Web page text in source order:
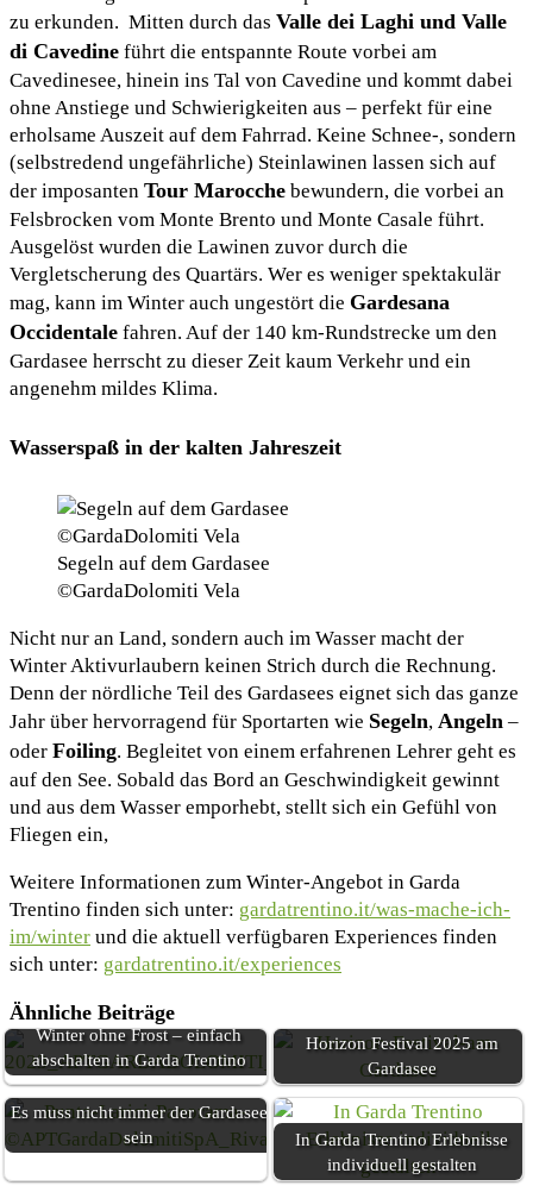
zu erkunden. Mitten durch das Valle dei Laghi und Valle
di Cavedine führt die entspannte Route vorbei am
Cavedinesee, hinein ins Tal von Cavedine und kommt dabei
ohne Anstiege und Schwierigkeiten aus – perfekt für eine
erholsame Auszeit auf dem Fahrrad. Keine Schnee-, sondern
(selbstredend ungefährliche) Steinlawinen lassen sich auf
der imposanten Tour Marocche bewundern, die vorbei an
Felsbrocken vom Monte Brento und Monte Casale führt.
Ausgelöst wurden die Lawinen zuvor durch die
Vergletscherung des Quartärs. Wer es weniger spektakulär
mag, kann im Winter auch ungestört die Gardesana
Occidentale fahren. Auf der 140 km-Rundstrecke um den
Gardasee herrscht zu dieser Zeit kaum Verkehr und ein
angenehm mildes Klima.
Wasserspaß in der kalten Jahreszeit
Segeln auf dem Gardasee
©GardaDolomiti Vela
Nicht nur an Land, sondern auch im Wasser macht der
Winter Aktivurlaubern keinen Strich durch die Rechnung.
Denn der nördliche Teil des Gardasees eignet sich das ganze
Jahr über hervorragend für Sportarten wie Segeln, Angeln –
oder Foiling. Begleitet von einem erfahrenen Lehrer geht es
auf den See. Sobald das Bord an Geschwindigkeit gewinnt
und aus dem Wasser emporhebt, stellt sich ein Gefühl von
Fliegen ein,
Weitere Informationen zum Winter-Angebot in Garda
Trentino finden sich unter: gardatrentino.it/was-mache-ich-
im/winter und die aktuell verfügbaren Experiences finden
sich unter: gardatrentino.it/experiences
Ähnliche Beiträge
Winter ohne Frost – einfach
abschalten in Garda Trentino
Horizon Festival 2025 am
Gardasee
Es muss nicht immer der Gardasee
sein
In Garda Trentino Erlebnisse
individuell gestalten
Herbstzauber am Gardasee